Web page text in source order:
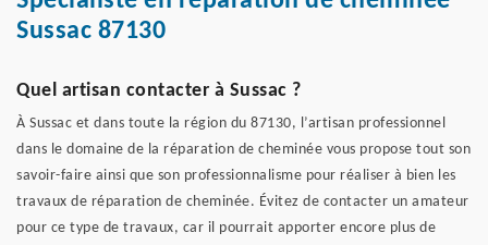
Sussac 87130
Quel artisan contacter à Sussac ?
À Sussac et dans toute la région du 87130, l’artisan professionnel
dans le domaine de la réparation de cheminée vous propose tout son
savoir-faire ainsi que son professionnalisme pour réaliser à bien les
travaux de réparation de cheminée. Évitez de contacter un amateur
pour ce type de travaux, car il pourrait apporter encore plus de